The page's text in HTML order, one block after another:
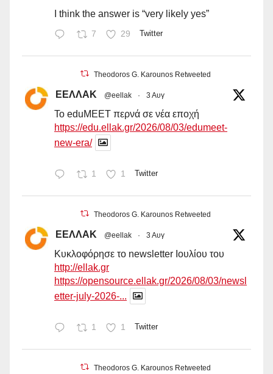
I think the answer is “very likely yes”
7 29 Twitter
Theodoros G. Karounos Retweeted
ΕΕΛΛΑΚ @eellak · 3 Αυγ
Το eduMEET περνά σε νέα εποχή
https://edu.ellak.gr/2026/08/03/edumeet-
new-era/
1 1 Twitter
Theodoros G. Karounos Retweeted
ΕΕΛΛΑΚ @eellak · 3 Αυγ
Κυκλοφόρησε το newsletter Ιουλίου του
http://ellak.gr
https://opensource.ellak.gr/2026/08/03/newsl
etter-july-2026-...
1 1 Twitter
Theodoros G. Karounos Retweeted